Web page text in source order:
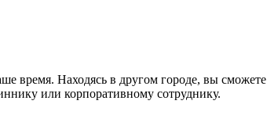
время. Находясь в другом городе, вы
или корпоративному сотруднику.